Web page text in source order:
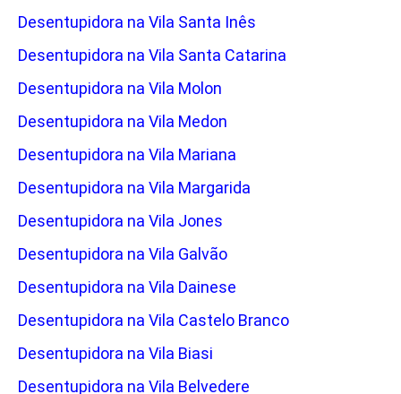
Desentupidora na Vila Santa Inês
Desentupidora na Vila Santa Catarina
Desentupidora na Vila Molon
Desentupidora na Vila Medon
Desentupidora na Vila Mariana
Desentupidora na Vila Margarida
Desentupidora na Vila Jones
Desentupidora na Vila Galvão
Desentupidora na Vila Dainese
Desentupidora na Vila Castelo Branco
Desentupidora na Vila Biasi
Desentupidora na Vila Belvedere